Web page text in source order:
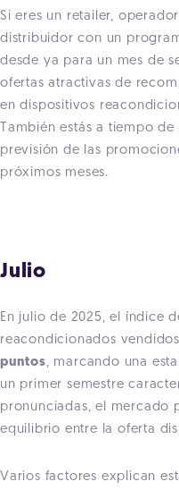
Si eres un retailer,
distribuidor con un
desde ya para un mes de
ofertas atractivas de
en dispositivos
También estás a tiempo
previsión de las
próximos meses.
Julio
En julio de 2025, el índice
reacondicionados
puntos, marcando una
un primer semestre
pronunciadas, el mercado
equilibrio entre la oferta
Varios factores explican